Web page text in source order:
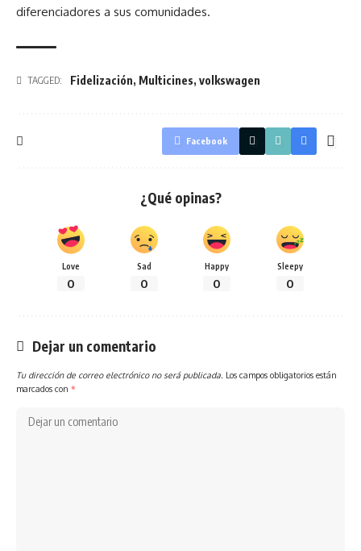
diferenciadores a sus comunidades.
TAGGED: Fidelización, Multicines, volkswagen
Facebook
¿Qué opinas?
Love
0
Sad
0
Happy
0
Sleepy
0
Dejar un comentario
Tu dirección de correo electrónico no será publicada. Los campos obligatorios están
marcados con *